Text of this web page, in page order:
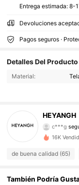
Entrega estimada: 8-
Devoluciones
Pagos seguros ·
Detalles Del Producto
Material:
HEYANGH
4,84
430
あ***ー
4,84
4,84 430
16K
de buena calidad (65)
También Podría